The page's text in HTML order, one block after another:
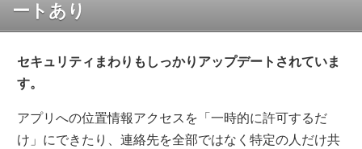
ートあり
セキュリティまわりもしっかりアップデートされていま
す。
アプリへの位置情報アクセスを「一時的に許可するだ
け」にできたり、連絡先を全部ではなく特定の人だけ共